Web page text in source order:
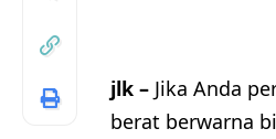
jlk – Jika Anda
berat berwarna